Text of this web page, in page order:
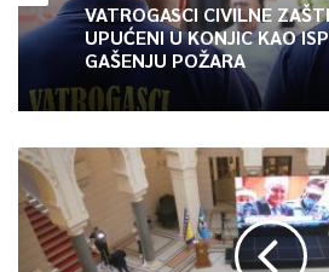
VATROGASCI CIVILNE
UPUĆENI U KONJIC KAO
GAŠENJU POŽARA